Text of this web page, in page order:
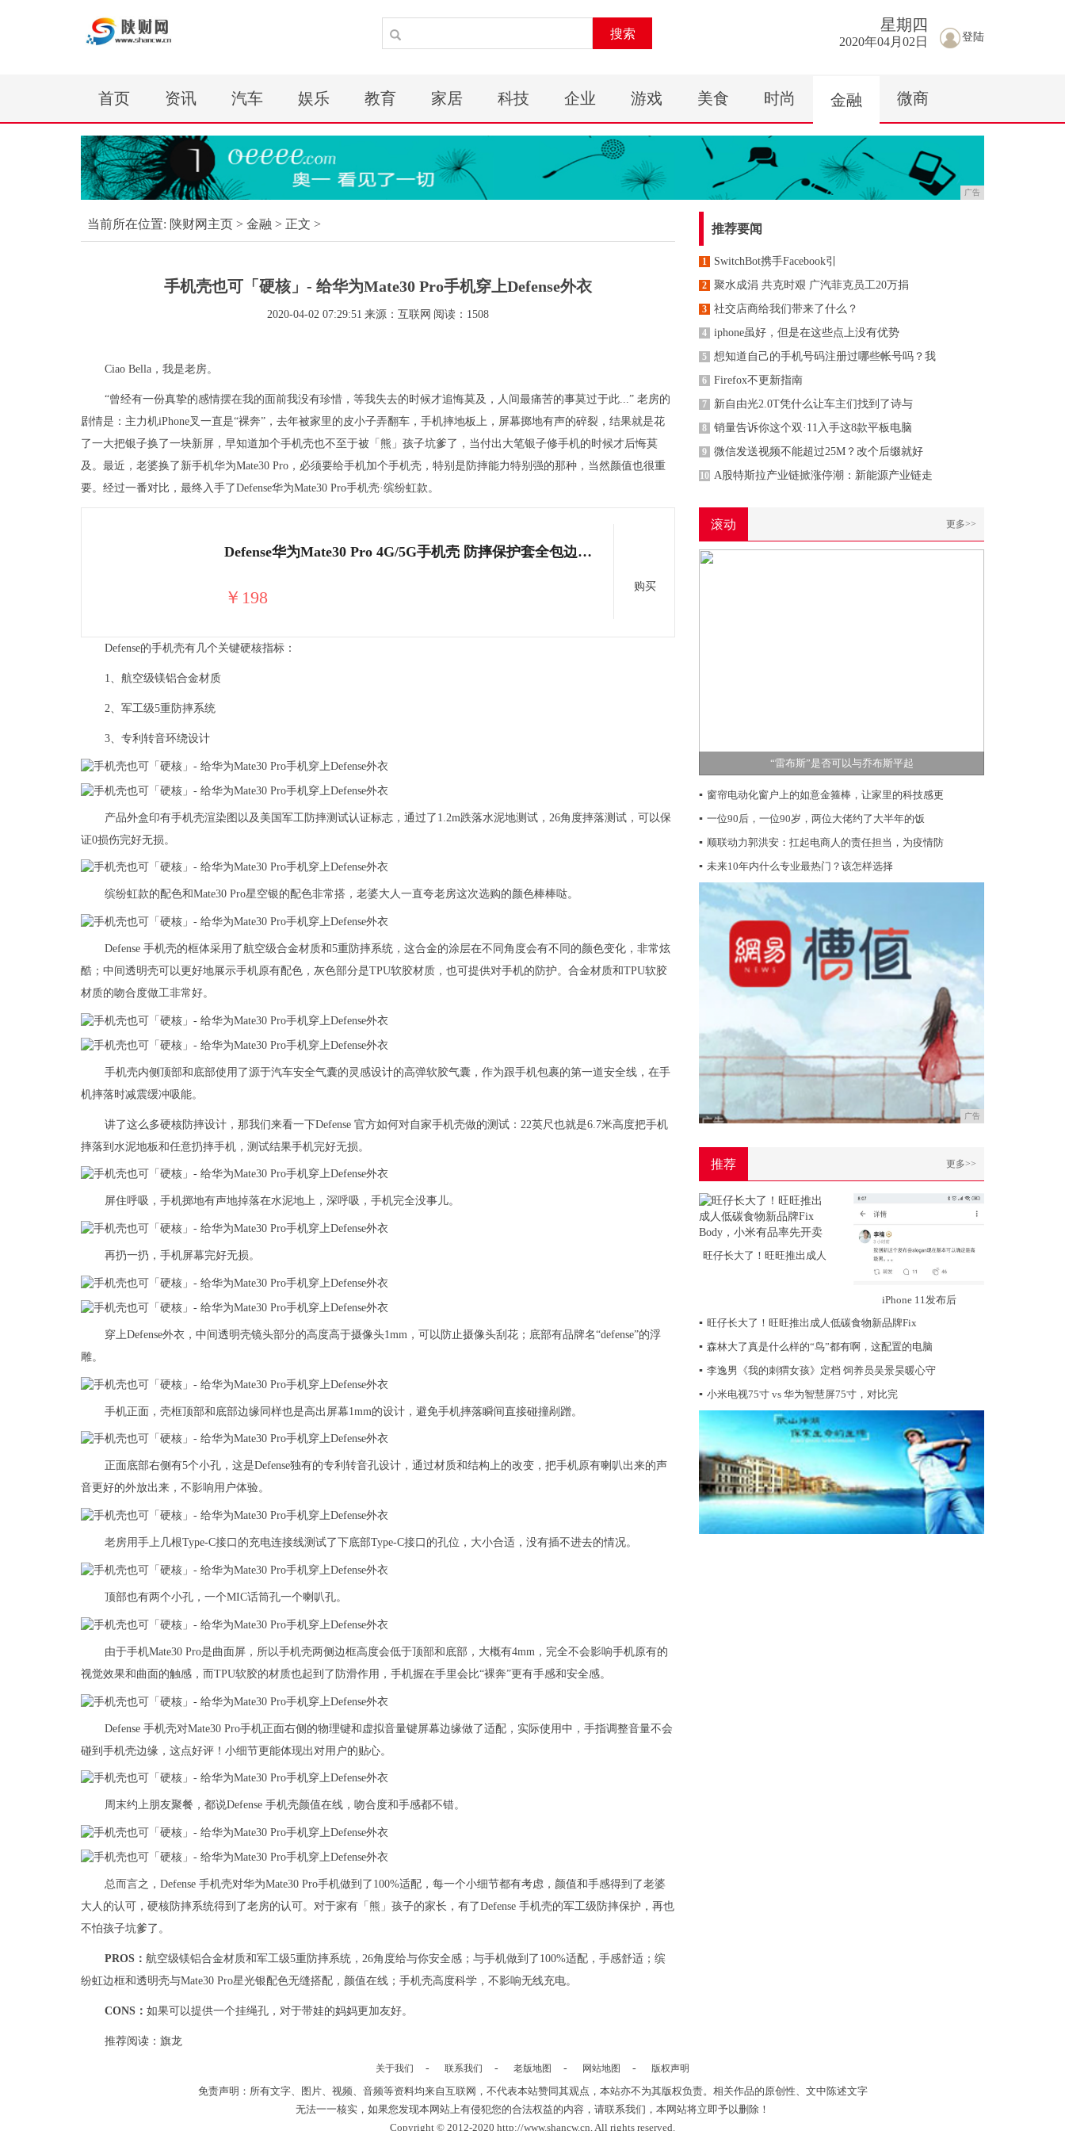
搜索 登陆
星期 四
2020年04月02日
首页 资讯 汽车 娱乐 教育 家居 科技 企业 游戏 美食 时尚 金融 微商
广告
当前所在位置: 陕财网主页 > 金融 > 正文 >
手机壳也可「硬核」- 给华为Mate30 Pro手机穿上Defense外衣
2020-04-02 07:29:51 来源：互联网 阅读：1508
Ciao Bella，我是老房。
“曾经有一份真挚的感情摆在我的面前我没有珍惜，等我失去的时候才追悔莫及，人间最痛苦的事莫过于此...” 老房的
剧情是：主力机iPhone叉一直是“裸奔”，去年被家里的皮小子弄翻车，手机摔地板上，屏幕掷地有声的碎裂，结果就是花
了一大把银子换了一块新屏，早知道加个手机壳也不至于被「熊」孩子坑爹了，当付出大笔银子修手机的时候才后悔莫
及。最近，老婆换了新手机华为Mate30 Pro，必须要给手机加个手机壳，特别是防摔能力特别强的那种，当然颜值也很重
要。经过一番对比，最终入手了Defense华为Mate30 Pro手机壳·缤纷虹款。
Defense华为Mate30 Pro 4G/5G手机壳 防摔保护套全包边防透明软硬外壳 Shield刀锋系列【缤纷红】
￥198
购买
Defense的手机壳有几个关键硬核指标：
1、航空级镁铝合金材质
2、军工级5重防摔系统
3、专利转音环绕设计
产品外盒印有手机壳渲染图以及美国军工防摔测试认证标志，通过了1.2m跌落水泥地测试，26角度摔落测试，可以保
证0损伤完好无损。
缤纷虹款的配色和Mate30 Pro星空银的配色非常搭，老婆大人一直夸老房这次选购的颜色棒棒哒。
Defense 手机壳的框体采用了航空级合金材质和5重防摔系统，这合金的涂层在不同角度会有不同的颜色变化，非常炫
酷；中间透明壳可以更好地展示手机原有配色，灰色部分是TPU软胶材质，也可提供对手机的防护。合金材质和TPU软胶
材质的吻合度做工非常好。
手机壳内侧顶部和底部使用了源于汽车安全气囊的灵感设计的高弹软胶气囊，作为跟手机包裹的第一道安全线，在手
机摔落时减震缓冲吸能。
讲了这么多硬核防摔设计，那我们来看一下Defense 官方如何对自家手机壳做的测试：22英尺也就是6.7米高度把手机
摔落到水泥地板和任意扔摔手机，测试结果手机完好无损。
屏住呼吸，手机掷地有声地掉落在水泥地上，深呼吸，手机完全没事儿。
再扔一扔，手机屏幕完好无损。
穿上Defense外衣，中间透明壳镜头部分的高度高于摄像头1mm，可以防止摄像头刮花；底部有品牌名“defense”的浮
雕。
手机正面，壳框顶部和底部边缘同样也是高出屏幕1mm的设计，避免手机摔落瞬间直接碰撞剐蹭。
正面底部右侧有5个小孔，这是Defense独有的专利转音孔设计，通过材质和结构上的改变，把手机原有喇叭出来的声
音更好的外放出来，不影响用户体验。
老房用手上几根Type-C接口的充电连接线测试了下底部Type-C接口的孔位，大小合适，没有插不进去的情况。
顶部也有两个小孔，一个MIC话筒孔一个喇叭孔。
由于手机Mate30 Pro是曲面屏，所以手机壳两侧边框高度会低于顶部和底部，大概有4mm，完全不会影响手机原有的
视觉效果和曲面的触感，而TPU软胶的材质也起到了防滑作用，手机握在手里会比“裸奔”更有手感和安全感。
Defense 手机壳对Mate30 Pro手机正面右侧的物理键和虚拟音量键屏幕边缘做了适配，实际使用中，手指调整音量不会
碰到手机壳边缘，这点好评！小细节更能体现出对用户的贴心。
周末约上朋友聚餐，都说Defense 手机壳颜值在线，吻合度和手感都不错。
总而言之，Defense 手机壳对华为Mate30 Pro手机做到了100%适配，每一个小细节都有考虑，颜值和手感得到了老婆
大人的认可，硬核防摔系统得到了老房的认可。对于家有「熊」孩子的家长，有了Defense 手机壳的军工级防摔保护，再也
不怕孩子坑爹了。
PROS： 航空级镁铝合金材质和军工级5重防摔系统，26角度给与你安全感；与手机做到了100%适配，手感舒适；缤
纷虹边框和透明壳与Mate30 Pro星光银配色无缝搭配，颜值在线；手机壳高度科学，不影响无线充电。
CONS： 如果可以提供一个挂绳孔，对于带娃的妈妈更加友好。
推荐阅读： 旗龙
推荐要闻
1 SwitchBot携手Facebook引
2 聚水成涓 共克时艰 广汽菲克员工20万捐
3 社交店商给我们带来了什么？
4 iphone虽好，但是在这些点上没有优势
5 想知道自己的手机号码注册过哪些帐号吗？我
6 Firefox不更新指南
7 新自由光2.0T凭什么让车主们找到了诗与
8 销量告诉你这个双·11入手这8款平板电脑
9 微信发送视频不能超过25M？改个后缀就好
10 A股特斯拉产业链掀涨停潮：新能源产业链走
滚动 更多>>
“雷布斯”是否可以与乔布斯平起
▪ 窗帘电动化窗户上的如意金箍棒，让家里的科技感更
▪ 一位90后，一位90岁，两位大佬约了大半年的饭
▪ 顺联动力郭洪安：扛起电商人的责任担当，为疫情防
▪ 未来10年内什么专业最热门？该怎样选择
广告
推荐 更多>>
旺仔长大了！旺旺推出成人
iPhone 11发布后
▪ 旺仔长大了！旺旺推出成人低碳食物新品牌Fix
▪ 森林大了真是什么样的“鸟”都有啊，这配置的电脑
▪ 李逸男《我的刺猬女孩》定档 饲养员吴景昊暖心守
▪ 小米电视75寸 vs 华为智慧屏75寸，对比完
关于我们 - 联系我们 - 老版地图 - 网站地图 - 版权声明
免责声明：所有文字、图片、视频、音频等资料均来自互联网，不代表本站赞同其观点，本站亦不为其版权负责。相关作品的原创性、文中陈述文字
无法一一核实，如果您发现本网站上有侵犯您的合法权益的内容，请联系我们，本网站将立即予以删除！
Copyright © 2012-2020 http://www.shancw.cn, All rights reserved.